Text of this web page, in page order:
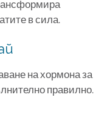
в сила.
на хормона за
правилно.